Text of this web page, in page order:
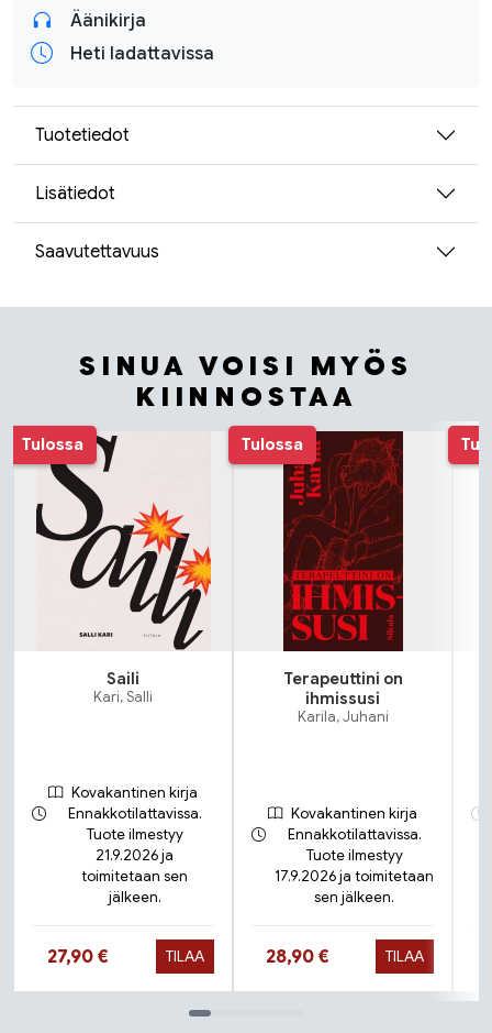
Äänikirja
Heti ladattavissa
Tuotetiedot
Lisätiedot
Saavutettavuus
SINUA VOISI MYÖS
KIINNOSTAA
Tuoteluettelon alku
Tulossa
Saili
Kari, Salli
Kovakantinen kirja
Ennakkotilattavissa.
Tuote ilmestyy
21.9.2026 ja
toimitetaan sen
jälkeen.
Hinta nyt
27,90 € TILAA
Tulossa
Terapeuttini on
ihmissusi
Karila, Juhani
Kovakantinen kirja
Ennakkotilattavissa.
Tuote ilmestyy
17.9.2026 ja toimitetaan
sen jälkeen.
Hinta nyt
28,90 € TILAA